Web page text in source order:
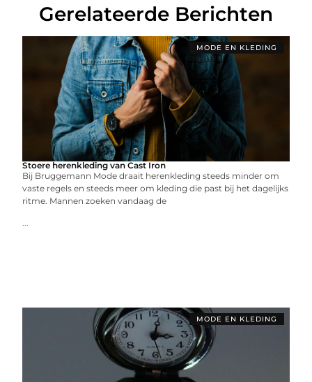
Gerelateerde Berichten
MODE EN KLEDING
Stoere herenkleding van Cast Iron
Bij Bruggemann Mode draait herenkleding steeds minder om
vaste regels en steeds meer om kleding die past bij het dagelijks
ritme. Mannen zoeken vandaag de
...
MODE EN KLEDING